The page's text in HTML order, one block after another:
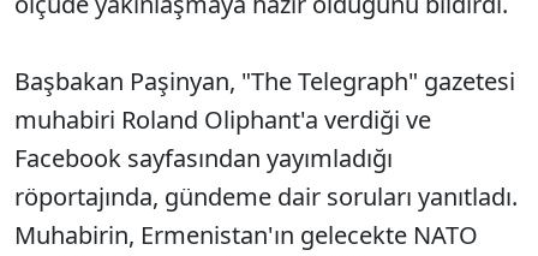
Başbakan Paşinyan, "The Telegraph" gazetesi
muhabiri Roland Oliphant'a verdiği ve
Facebook sayfasından yayımladığı
röportajında, gündeme dair soruları yanıtladı.
Muhabirin, Ermenistan'ın gelecekte NATO